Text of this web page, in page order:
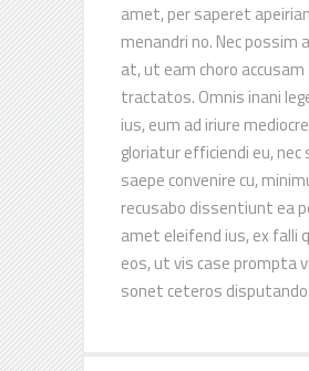
amet, per saperet apeirian
menandri no. Nec possim
at, ut eam choro accusam
tractatos. Omnis inani
ius, eum ad iriure
gloriatur efficiendi eu, nec
saepe convenire cu,
recusabo dissentiunt ea
amet eleifend ius, ex falli
eos, ut vis case prompta
sonet ceteros disputando.
About Us
Chippa UnitedFootball Club is a
professional football club
London in the Eastern Cape
Call: +27 (0) 41 408 8900
Email:info@chippaunited.co.za